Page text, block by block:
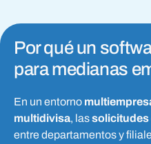
Por qué un
para medianas
En un entorno
multidivisa, lassolicitudes
entre departamentos y